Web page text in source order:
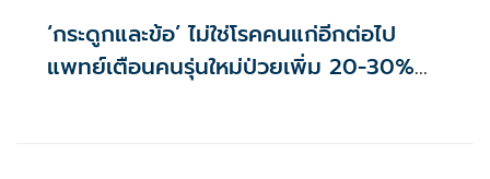
‘กระดูกและข้อ’ ไม่ใช่โรคคนแก่อีกต่อไป
แพทย์เตือนคนรุ่นใหม่ป่วยเพิ่ม 20-30%